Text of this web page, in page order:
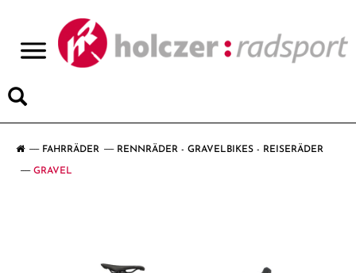
FAHRRÄDER RENNRÄDER - GRAVELBIKES - REISERÄDER
GRAVEL